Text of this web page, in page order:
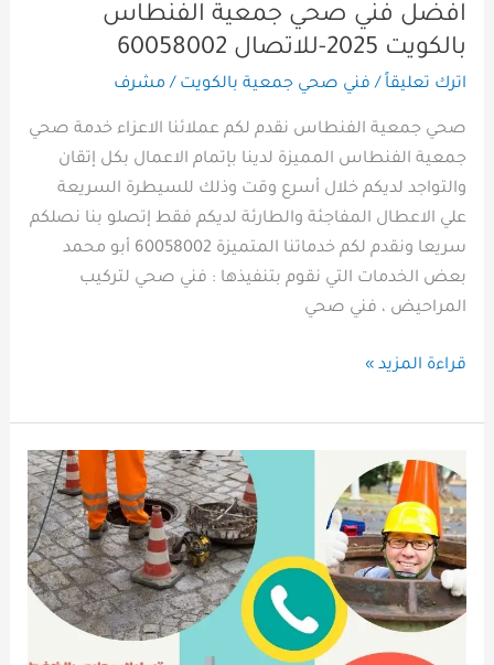
افضل فني صحي جمعية الفنطاس
بالكويت 2025-للاتصال 60058002
اترك تعليقاً / فني صحي جمعية بالكويت / مشرف
صحي جمعية الفنطاس نقدم لكم عملائنا الاعزاء خدمة صحي
جمعية الفنطاس المميزة لدينا بإتمام الاعمال بكل إتقان
والتواجد لديكم خلال أسرع وقت وذلك للسيطرة السريعة
علي الاعطال المفاجئة والطارئة لديكم فقط إتصلو بنا نصلكم
سريعا ونقدم لكم خدماتنا المتميزة 60058002 أبو محمد
بعض الخدمات التي نقوم بتنفيذها : فني صحي لتركيب
المراحيض ، فني صحي
قراءة المزيد »
أفضل
شركة
تسليك
مجاري
الشهداء
الكويت